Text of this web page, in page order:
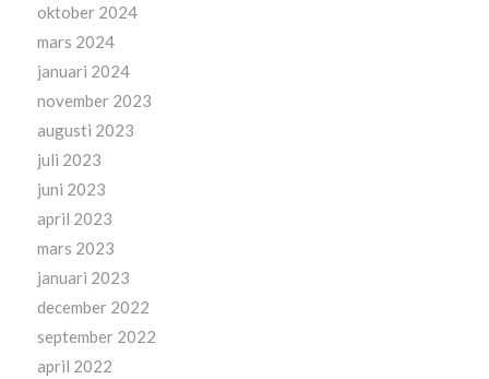
oktober 2024
mars 2024
januari 2024
november 2023
augusti 2023
juli 2023
juni 2023
april 2023
mars 2023
januari 2023
december 2022
september 2022
april 2022